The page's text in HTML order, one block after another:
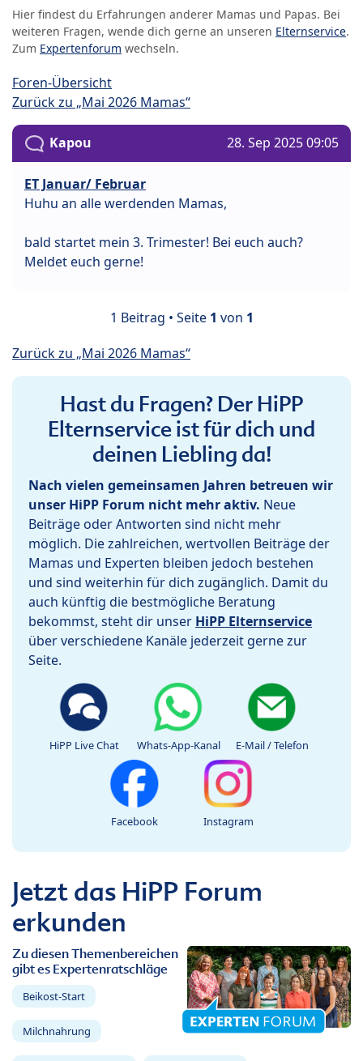
Hier findest du Erfahrungen anderer Mamas und Papas. Bei
weiteren Fragen, wende dich gerne an unseren Elternservice.
Zum Expertenforum wechseln.
Foren-Übersicht
Zurück zu „Mai 2026 Mamas“
Kapou 28. Sep 2025 09:05
ET Januar/ Februar
Huhu an alle werdenden Mamas,
bald startet mein 3. Trimester! Bei euch auch?
Meldet euch gerne!
1 Beitrag • Seite 1 von 1
Zurück zu „Mai 2026 Mamas“
Hast du Fragen? Der HiPP
Elternservice ist für dich und
deinen Liebling da!
Nach vielen gemeinsamen Jahren betreuen wir
unser HiPP Forum nicht mehr aktiv. Neue
Beiträge oder Antworten sind nicht mehr
möglich. Die zahlreichen, wertvollen Beiträge der
Mamas und Experten bleiben jedoch bestehen
und sind weiterhin für dich zugänglich. Damit du
auch künftig die bestmögliche Beratung
bekommst, steht dir unser HiPP Elternservice
über verschiedene Kanäle jederzeit gerne zur
Seite.
HiPP Live Chat Whats-App-Kanal E-Mail / Telefon
Facebook Instagram
Jetzt das HiPP Forum
erkunden
Zu diesen Themenbereichen
gibt es Expertenratschläge
Beikost-Start
Milchnahrung